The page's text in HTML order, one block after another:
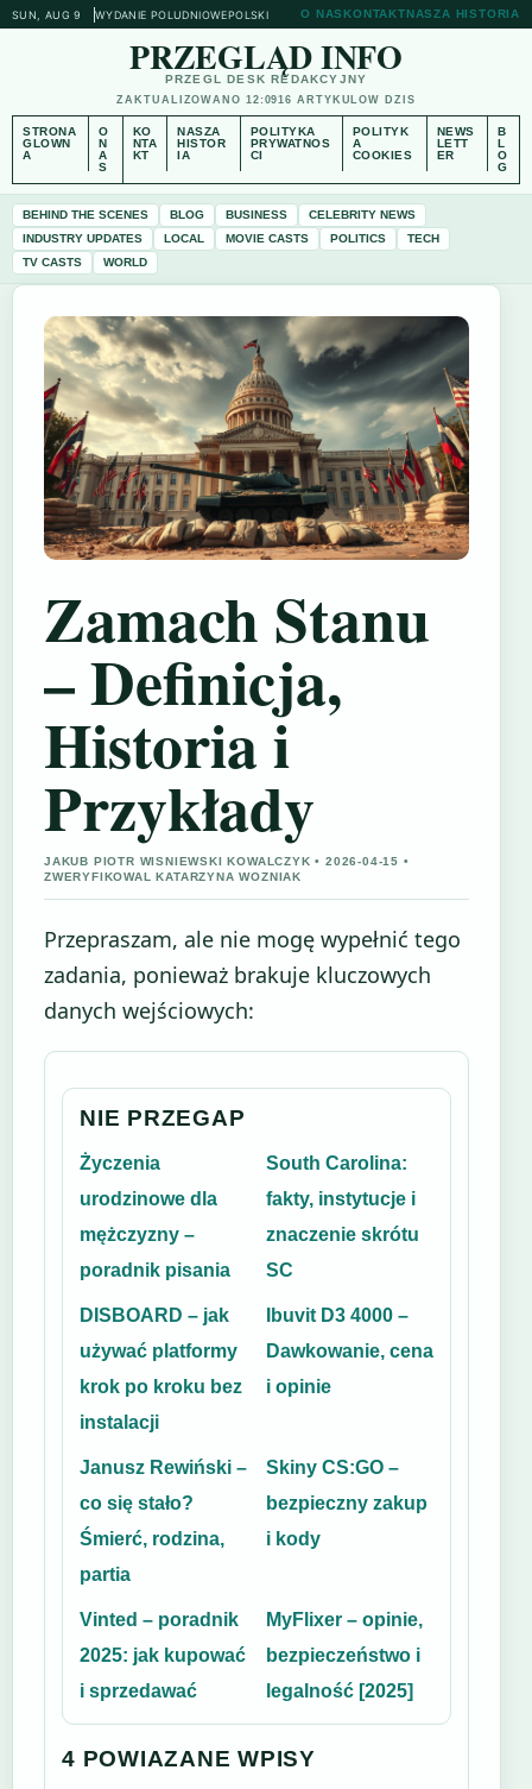
SUN, AUG 9 WYDANIE POLUDNIOWEPOLSKI O NASKONTAKTNASZA HISTORIA
PRZEGLĄD INFO
PRZEGL DESK REDAKCYJNY
ZAKTUALIZOWANO 12:0916 ARTYKULOW DZIS
STRONA
GLOWN
A
O
N
A
S
KO
NTA
KT
NASZA
HISTOR
IA
POLITYKA
PRYWATNOS
CI
POLITYK
A
COOKIES
NEWS
LETT
ER
B
L
O
G
BEHIND THE SCENES BLOG BUSINESS
CELEBRITY NEWS
INDUSTRY UPDATES
LOCAL MOVIE CASTS POLITICS
TECH
TV CASTS
WORLD
Zamach Stanu
– Definicja,
Historia i
Przykłady
JAKUB PIOTR WISNIEWSKI KOWALCZYK • 2026-04-15 •
ZWERYFIKOWAL KATARZYNA WOZNIAK
Przepraszam, ale nie mogę wypełnić tego
zadania, ponieważ brakuje kluczowych
danych wejściowych:
NIE PRZEGAP
Życzenia
urodzinowe dla
mężczyzny –
poradnik pisania
South Carolina:
fakty, instytucje i
znaczenie skrótu
SC
DISBOARD – jak
używać platformy
krok po kroku bez
instalacji
Ibuvit D3 4000 –
Dawkowanie, cena
i opinie
Janusz Rewiński –
co się stało?
Śmierć, rodzina,
partia
Skiny CS:GO –
bezpieczny zakup
i kody
Vinted – poradnik
2025: jak kupować
i sprzedawać
MyFlixer – opinie,
bezpieczeństwo i
legalność [2025]
4 POWIAZANE WPISY